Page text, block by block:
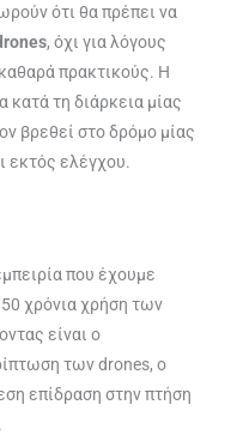
ότι θα πρέπει να
, όχι για λόγους
πρακτικούς. Η
κατά τη διάρκεια μίας
βρεθεί στο δρόμο μίας
εκτός ελέγχου.
που έχουμε
χρόνια χρήση των
είναι ο
των drones, ο
επίδραση στην πτήση